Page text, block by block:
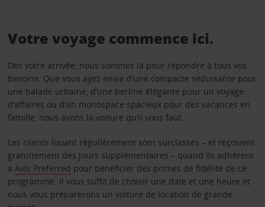
Votre voyage commence ici.
Dès votre arrivée, nous sommes là pour répondre à tous vos
besoins. Que vous ayez envie d’une compacte séduisante pour
une balade urbaine, d’une berline élégante pour un voyage
d’affaires ou d’un monospace spacieux pour des vacances en
famille, nous avons la voiture qu’il vous faut.
Les clients louant régulièrement sont surclassés – et reçoivent
gratuitement des jours supplémentaires – quand ils adhèrent
à Avis Preferred pour bénéficier des primes de fidélité de ce
programme. Il vous suffit de choisir une date et une heure et
nous vous préparerons un voiture de location de grande